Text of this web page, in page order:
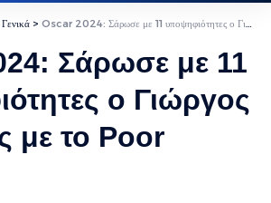
Γενικά > Oscar 2024: Σάρωσε με 11 υποψηφιότητες ο Γιώργος Λάνθιμος με το Poor Things
Σάρωσε με 11
ο Γιώργος
με το Poor